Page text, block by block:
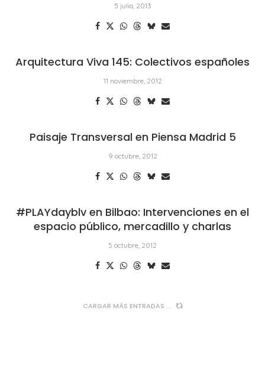
5 julio, 2013
Arquitectura Viva 145: Colectivos españoles
11 noviembre, 2012
Paisaje Transversal en Piensa Madrid 5
9 octubre, 2012
#PLAYdayblv en Bilbao: Intervenciones en el
espacio público, mercadillo y charlas
5 octubre, 2012
CARGAR MÁS ENTRADAS